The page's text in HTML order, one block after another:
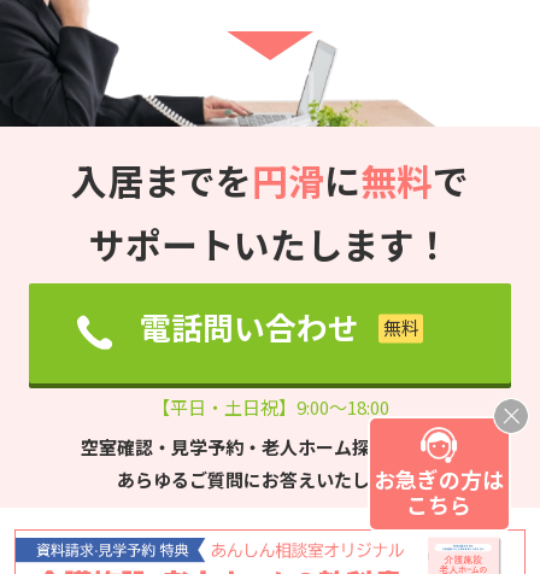
入居までを円滑に無料で
サポートいたします！
電話問い合わせ
【平日・土日祝】9:00～18:00
空室確認・見学予約・老人ホーム探しについて
あらゆるご質問にお答えいたします。お急ぎの方は
こちら